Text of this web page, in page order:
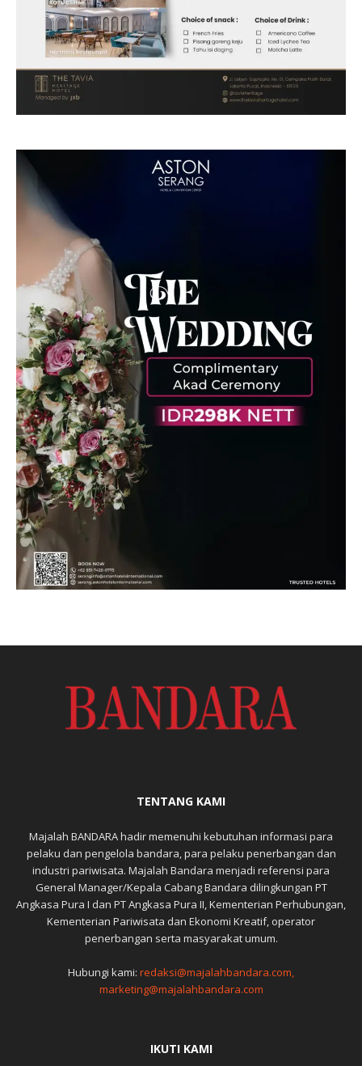
TENTANG KAMI
Majalah BANDARA hadir memenuhi kebutuhan informasi para
pelaku dan pengelola bandara, para pelaku penerbangan dan
industri pariwisata. Majalah Bandara menjadi referensi para
General Manager/Kepala Cabang Bandara dilingkungan PT
Angkasa Pura I dan PT Angkasa Pura II, Kementerian Perhubungan,
Kementerian Pariwisata dan Ekonomi Kreatif, operator
penerbangan serta masyarakat umum.
Hubungi kami: redaksi@majalahbandara.com,
marketing@majalahbandara.com
IKUTI KAMI